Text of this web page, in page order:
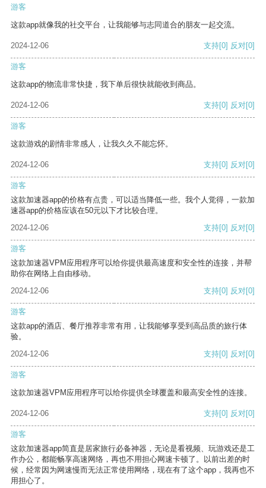
游客
这款app就像我的社交平台，让我能够与志同道合的朋友一起交流。
2024-12-06 支持[0] 反对[0]
游客
这款app的物流非常快捷，我下单后很快就能收到商品。
2024-12-06 支持[0] 反对[0]
游客
这款游戏的剧情非常感人，让我久久不能忘怀。
2024-12-06 支持[0] 反对[0]
游客
这款加速器app的价格有点贵，可以适当降低一些。我个人觉得，一款加
速器app的价格应该在50元以下才比较合理。
2024-12-06
支持[0] 反对[0]
游客
这款加速器VPM应用程序可以给你提供最高速度和安全性的连接，并帮
助你在网络上自由移动。
2024-12-06
支持[0] 反对[0]
游客
这款app的酒店、餐厅推荐非常有用，让我能够享受到高品质的旅行体
验。
2024-12-06
支持[0] 反对[0]
游客
这款加速器VPM应用程序可以给你提供全球覆盖和最高安全性的连接。
2024-12-06 支持[0] 反对[0]
游客
这款加速器app简直是居家旅行必备神器，无论是看视频、玩游戏还是工
作办公，都能畅享高速网络，再也不用担心网速卡顿了。以前出差的时
候，经常因为网速慢而无法正常使用网络，现在有了这个app，我再也不
用担心了。